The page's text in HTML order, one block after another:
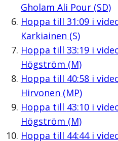
Gholam Ali Pour (SD)
Hoppa till 31:09i
Karkiainen (S)
Hoppa till 33:19i
Högström (M)
Hoppa till 40:58i
Hirvonen (MP)
Hoppa till 43:10i
Högström (M)
Hoppa till 44:44i